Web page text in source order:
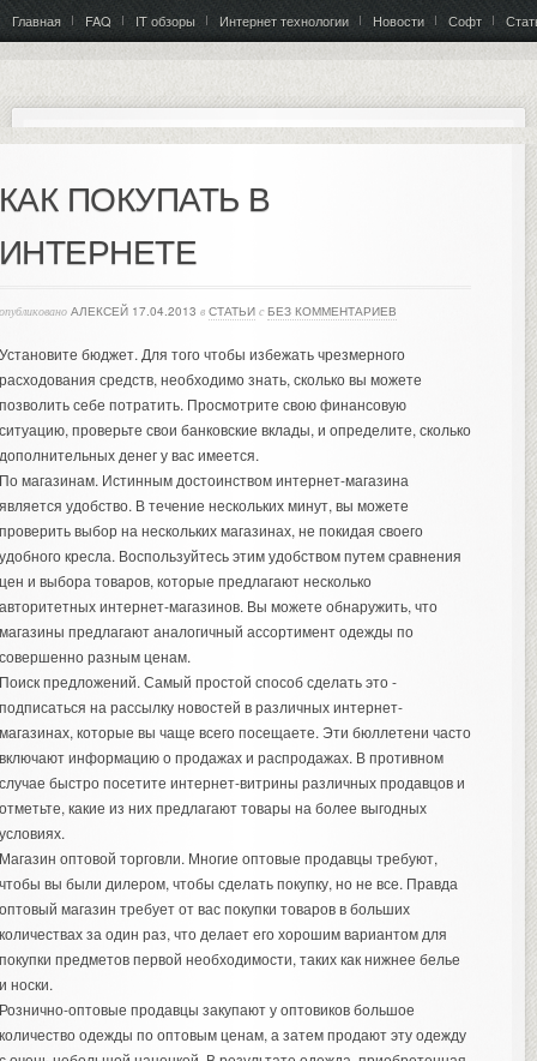
Главная FAQ IT обзоры Интернет технологии Новости Софт
ПОКУПАТЬ В
АЛЕКСЕЙ 17.04.2013 в СТАТЬИ с БЕЗ КОММЕНТАРИЕВ
бюджет. Для того чтобы избежать чрезмерного
средств, необходимо знать, сколько вы можете
себе потратить. Просмотрите свою финансовую
проверьте свои банковские вклады, и определите, сколько
денег у вас имеется.
магазинам. Истинным достоинством интернет-магазина
удобство. В течение нескольких минут, вы можете
выбор на нескольких магазинах, не покидая своего
кресла. Воспользуйтесь этим удобством путем сравнения
и выбора товаров, которые предлагают несколько
интернет-магазинов. Вы можете обнаружить, что
предлагают аналогичный ассортимент одежды по
разным ценам.
предложений. Самый простой способ сделать это -
на рассылку новостей в различных интернет-
которые вы чаще всего посещаете. Эти бюллетени часто
информацию о продажах и распродажах. В противном
быстро посетите интернет-витрины различных продавцов и
какие из них предлагают товары на более выгодных
оптовой торговли. Многие оптовые продавцы требуют,
вы были дилером, чтобы сделать покупку, но не все. Правда
магазин требует от вас покупки товаров в больших
за один раз, что делает его хорошим вариантом для
предметов первой необходимости, таких как нижнее белье
носки.
оптовые продавцы закупают у оптовиков большое
одежды по оптовым ценам, а затем продают эту одежду